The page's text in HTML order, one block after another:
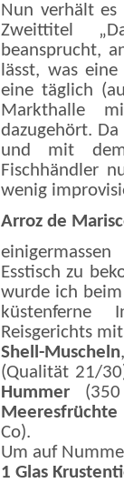
Nun verhält es
Zweittitel
beansprucht,
lässt, was
eine täglich
Markthalle
dazugehört.
und mit dem
Fischhändler
wenig
Arroz de
Esstisch zu
wurde ich
küstenferne
Reisgerichts
Shell-Muscheln
(Qualität 21/
Hummer
Meeresfrüchte
Co).
Um auf
1 Glas